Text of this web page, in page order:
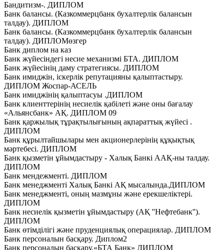
Бандитизм-. ДИПЛОМ
Банк балансы. (Казкоммерцбанк бухалтерлік балансын
талдау). ДИПЛОМ
Банк балансы. (Казкоммерцбанк бухалтерлік балансын
талдау). ДИПЛОМөзгер
Банк диплом на каз
Банк жүйесіндегі несие механизмі БТА. ДИПЛОМ
Банк жүйесінің даму стратегиясы. ДИПЛОМ
Банк имиджін, іскерлік репутацияны қалыптастыру.
ДИПЛОМ Жоспар-АСЕЛЬ
Банк имиджінің қалыптасуы .ДИПЛОМ
Банк клиенттерінің несиелік қабілеті және оны бағалау
«Альянсбанк» АҚ. ДИПЛОМ 09
Банк қаржылық тұрақтылығының ақпараттық жүйесі .
ДИПЛОМ
Банк құрылтайшылары мен акционерлерінің құқықтық
мәртебесі. ДИПЛОМ
Банк қызметін ұйымдастыру - Халық Банкі ААҚ-ны талдау.
ДИПЛОМ
Банк мендежменті. ДИПЛОМ
Банк менеджменті Халық Банкі АҚ мысалында.ДИПЛОМ
Банк менеджменті, оның мазмұны және ерекшеліктері.
ДИПЛОМ
Банк несиелік қызметін ұйымдастыру (АҚ ''Нефтебанк'').
ДИПЛОМ
Банк өтімділігі және пруденциялық операциялар. ДИПЛОМ
Банк персоналын басқару. Диплом2
Банк персоналын басқару.«БТА Банк» ДИПЛОМ